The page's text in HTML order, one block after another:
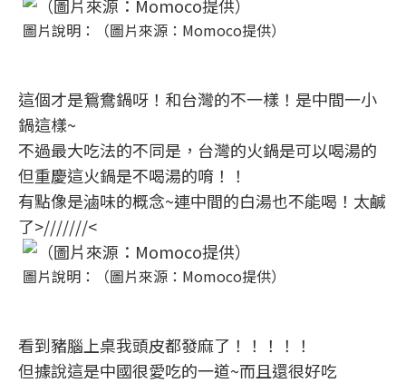
圖片說明：（圖片來源：Momoco提供）
這個才是鴛鴦鍋呀！和台灣的不一樣！是中間一小
鍋這樣~
不過最大吃法的不同是，台灣的火鍋是可以喝湯的
但重慶這火鍋是不喝湯的唷！！
有點像是滷味的概念~連中間的白湯也不能喝！太鹹
了>///////<
圖片說明：（圖片來源：Momoco提供）
看到豬腦上桌我頭皮都發麻了！！！！！
但據說這是中國很愛吃的一道~而且還很好吃